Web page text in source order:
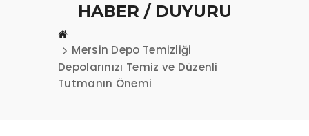
HABER / DUYURU
Mersin Depo Temizliği
Depolarınızı Temiz ve Düzenli
Tutmanın Önemi